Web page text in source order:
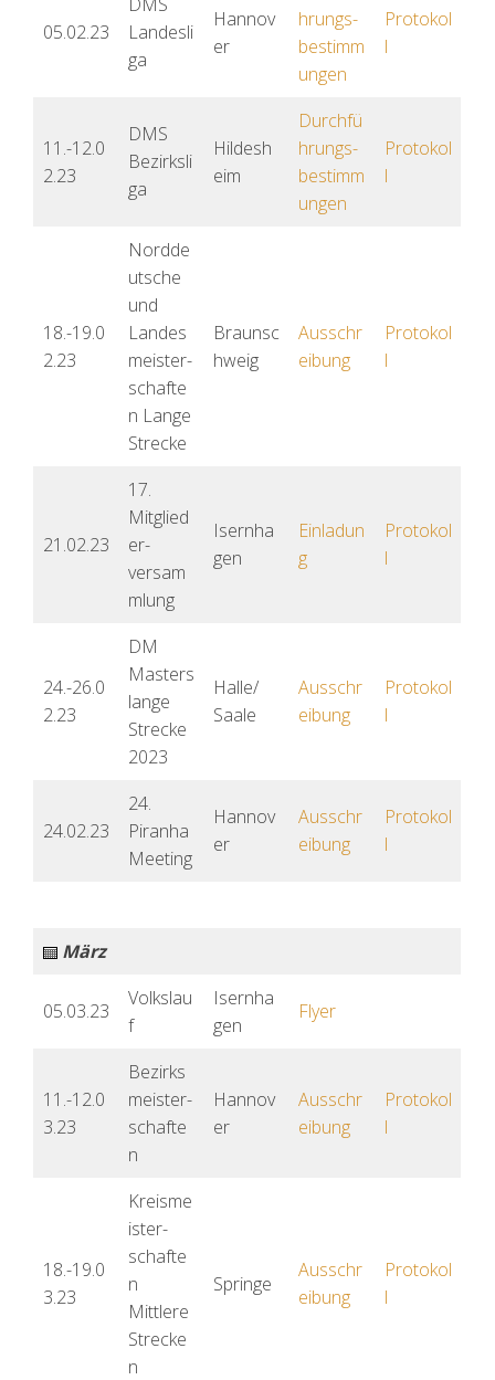
05.02.23
Landesli
ga
Hannov
er
hrungs-
bestimm
ungen
Protokol
l
11.-12.0
2.23
DMS
Bezirksli
ga
Hildesh
eim
Durchfü
hrungs-
bestimm
ungen
Protokol
l
18.-19.0
2.23
Nordde
utsche
und
Landes
meister-
schafte
n Lange
Strecke
Braunsc
hweig
Ausschr
eibung
Protokol
l
21.02.23
17.
Mitglied
er-
versam
mlung
Isernha
gen
Einladun
g
Protokol
l
24.-26.0
2.23
DM
Masters
lange
Strecke
2023
Halle/
Saale
Ausschr
eibung
Protokol
l
24.02.23
24.
Piranha
Meeting
Hannov
er
Ausschr
eibung
Protokol
l
März
05.03.23
Volkslau
f
Isernha
gen
Flyer
11.-12.0
3.23
Bezirks
meister-
schafte
n
Hannov
er
Ausschr
eibung
Protokol
l
18.-19.0
3.23
Kreisme
ister-
schafte
n
Mittlere
Strecke
n
Springe
Ausschr
eibung
Protokol
l